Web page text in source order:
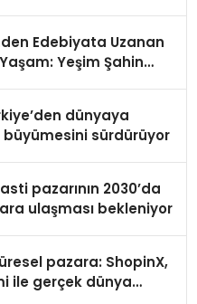
Edebiyata Uzanan
Yeşim Şahin
dünyaya
sürdürüyor
pazarının 2030’da
ulaşması bekleniyor
pazara: ShopinX,
ile gerçek dünya